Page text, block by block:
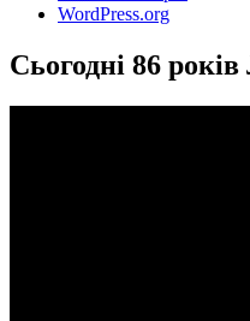
WordPress.org
Сьогодні 86